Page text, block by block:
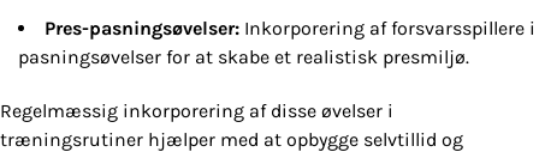
Pres-pasningsøvelser: Inkorporering af forsvarsspillere i
pasningsøvelser for at skabe et realistisk presmiljø.
Regelmæssig inkorporering af disse øvelser i
træningsrutiner hjælper med at opbygge selvtillid og